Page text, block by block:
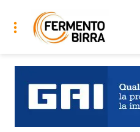
Menu